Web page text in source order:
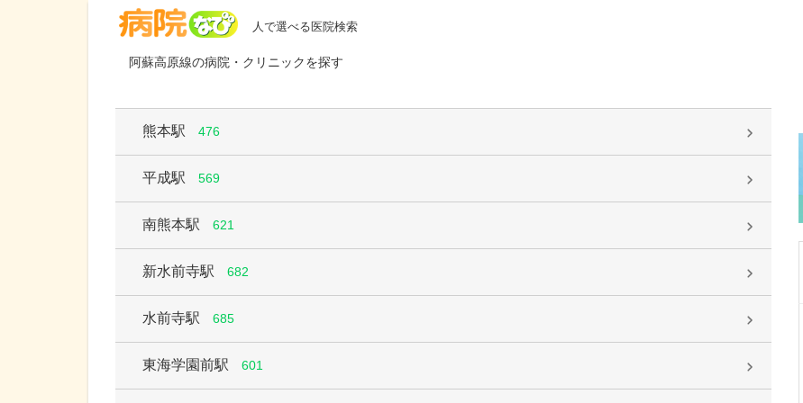
人で選べる医院検索
阿蘇高原線の病院・クリニックを探す
熊本駅 476
平成駅 569
南熊本駅 621
新水前寺駅 682
水前寺駅 685
東海学園前駅 601
中野富士見町耳鼻咽喉科
特に先生が力を入れている診療について教えて